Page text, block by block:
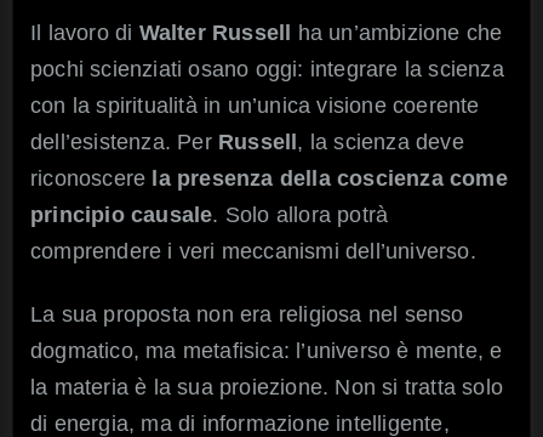
Il lavoro di Walter Russell
ha un’ambizione che
pochi scienziati osano oggi: integrare la scienza
con la spiritualità in un’unica visione coerente
dell’esistenza. Per Russell , la scienza deve
riconoscere la presenza della coscienza come
principio causale. Solo allora potrà
comprendere i veri meccanismi dell’universo.
La sua proposta non era religiosa nel senso
dogmatico, ma metafisica: l’universo è mente, e
la materia è la sua proiezione. Non si tratta solo
di energia, ma di informazione intelligente,